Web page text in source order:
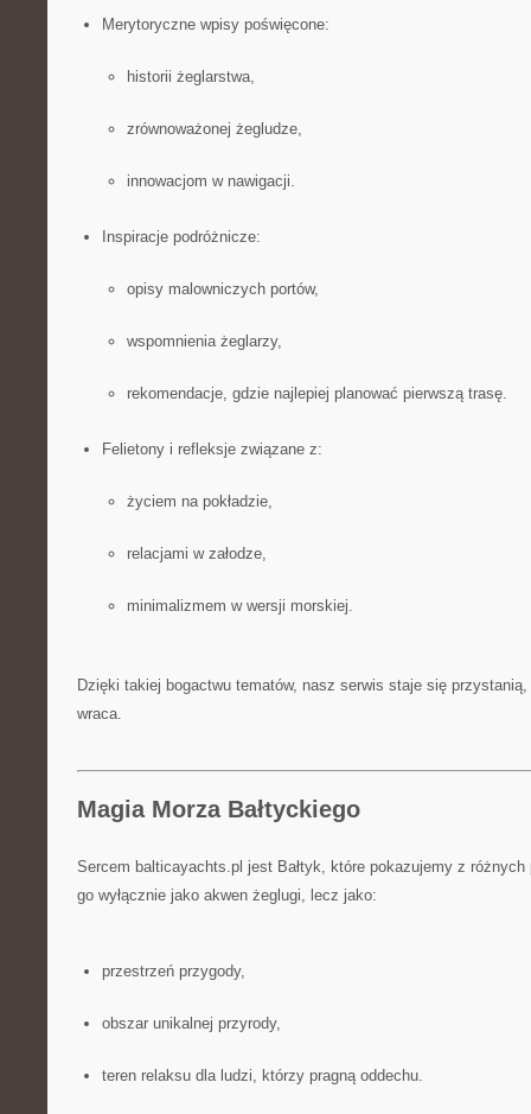
Merytoryczne wpisy poświęcone:
historii żeglarstwa,
zrównoważonej żegludze,
innowacjom w nawigacji.
Inspiracje podróżnicze:
opisy malowniczych portów,
wspomnienia żeglarzy,
rekomendacje, gdzie najlepiej planować pierwszą trasę.
Felietony i refleksje związane z:
życiem na pokładzie,
relacjami w załodze,
minimalizmem w wersji morskiej.
Dzięki takiej bogactwu tematów, nasz serwis staje się
wraca.
Magia Morza Bałtyckiego
Sercem balticayachts.pl jest Bałtyk, które pokazujemy z
go wyłącznie jako akwen żeglugi, lecz jako:
przestrzeń przygody,
obszar unikalnej przyrody,
teren relaksu dla ludzi, którzy pragną oddechu.